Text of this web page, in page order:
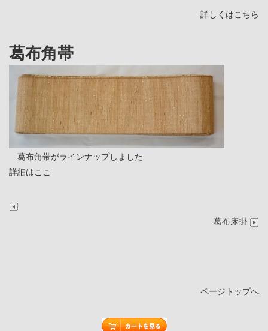
詳しくはこちら
葛布角帯
葛布角帯がラインナップしました
詳細はここ
葛布床掛
ページトップへ